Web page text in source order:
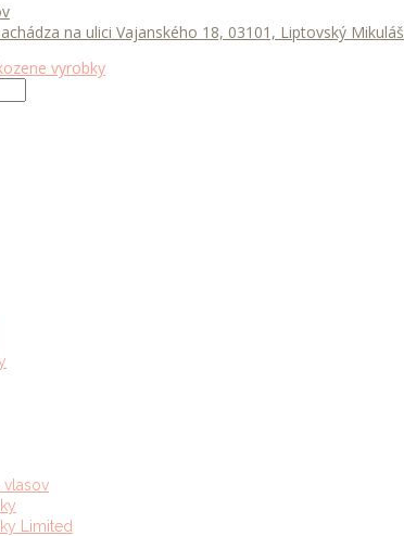
na ulici Vajanského 18, 03101, Liptovský Mikuláš
Limited